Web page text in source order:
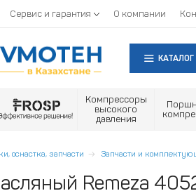
Сервис и гарантия О компании
Компрессоры
высокого
давления
оснастка, запчасти Запчасти и
Remeza